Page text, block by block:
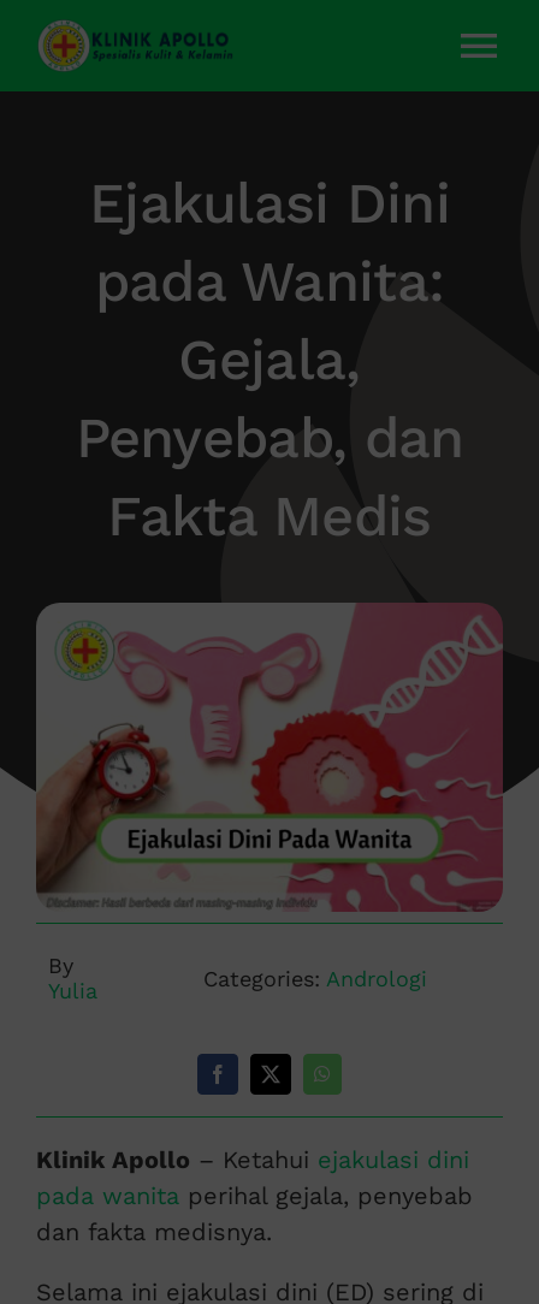
Skip
content
Layanan Kami
Tentang Kami
Kontak Kami
Ejakulasi Dini
pada Wanita:
Gejala,
Penyebab, dan
Fakta Medis
By
Yulia
Categories: Andrologi
Klinik Apollo – Ketahui ejakulasi dini
pada wanitaperihal gejala, penyebab
dan fakta medisnya.
Selama ini ejakulasi dini (ED) sering di